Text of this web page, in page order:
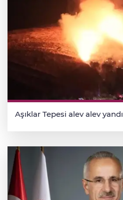
Aşıklar Tepesi alev alev yandı